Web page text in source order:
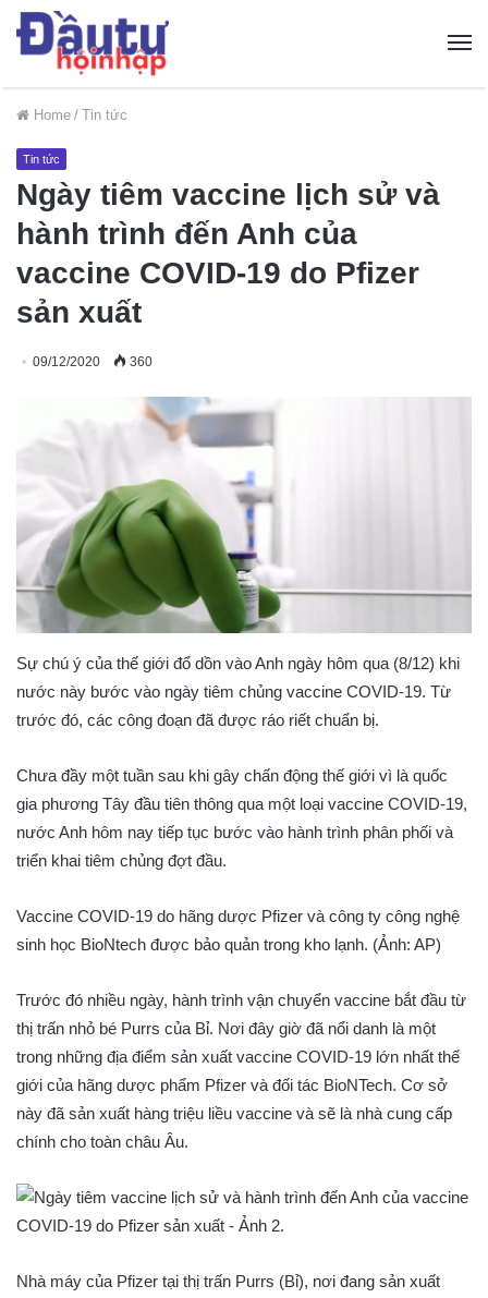
Home / Tin tức
Tin tức
Ngày tiêm vaccine lịch sử và
hành trình đến Anh của
vaccine COVID-19 do Pfizer
sản xuất
09/12/2020 360
Sự chú ý của thế giới đổ dồn vào Anh ngày hôm qua (8/12) khi
nước này bước vào ngày tiêm chủng vaccine COVID-19. Từ
trước đó, các công đoạn đã được ráo riết chuẩn bị.
Chưa đầy một tuần sau khi gây chấn động thế giới vì là quốc
gia phương Tây đầu tiên thông qua một loại vaccine COVID-19,
nước Anh hôm nay tiếp tục bước vào hành trình phân phối và
triển khai tiêm chủng đợt đầu.
Vaccine COVID-19 do hãng dược Pfizer và công ty công nghệ
sinh học BioNtech được bảo quản trong kho lạnh. (Ảnh: AP)
Trước đó nhiều ngày, hành trình vận chuyển vaccine bắt đầu từ
thị trấn nhỏ bé Purrs của Bỉ. Nơi đây giờ đã nổi danh là một
trong những địa điểm sản xuất vaccine COVID-19 lớn nhất thế
giới của hãng dược phẩm Pfizer và đối tác BioNTech. Cơ sở
này đã sản xuất hàng triệu liều vaccine và sẽ là nhà cung cấp
chính cho toàn châu Âu.
Nhà máy của Pfizer tại thị trấn Purrs (Bỉ), nơi đang sản xuất